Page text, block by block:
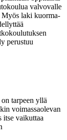
valvovalle
Myös laki kuorma-
perustuu
tarpeen yllä
voimassaolevan
itse vaikuttaa